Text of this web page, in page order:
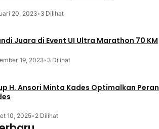
20, 2023• 3 Dilihat
Juara di Event UI Ultra Marathon 70 KM
19, 2023• 3 Dilihat
H. Ansori Minta Kades Optimalkan Peran
10, 2025• 2 Dilihat